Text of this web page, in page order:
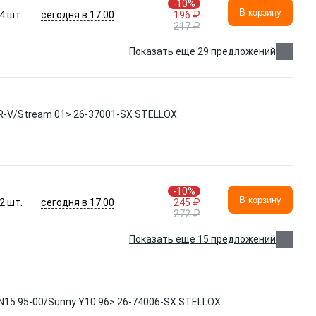
шт. сегодня в 17:00
-10%
196 ₽
217 ₽
В корзину
Показать еще 29 предложений
Stream 01> 26-37001-SX STELLOX
шт. сегодня в 17:00
-10%
245 ₽
272 ₽
В корзину
Показать еще 15 предложений
95-00/Sunny Y10 96> 26-74006-SX STELLOX